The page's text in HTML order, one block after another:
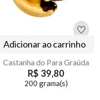
Adicionar ao carrinho
Castanha do Para Graúda
R$ 39,80
200 grama(s)